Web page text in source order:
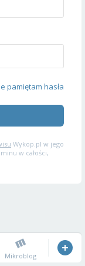
pamiętam hasła
Wykop.pl w jego
w całości,
Mikroblog